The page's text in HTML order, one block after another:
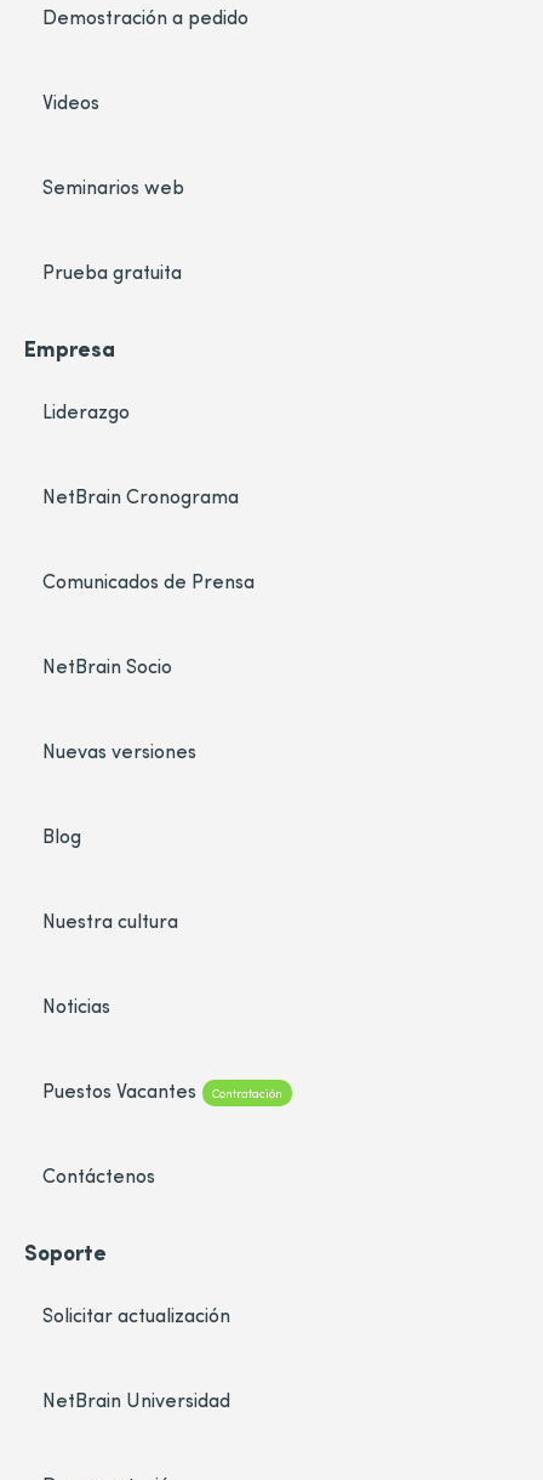
Demostración a pedido
Videos
Seminarios web
Prueba gratuita
Empresa
Liderazgo
NetBrain Cronograma
Comunicados de Prensa
NetBrain Socio
Nuevas versiones
Blog
Nuestra cultura
Noticias
Puestos Vacantes Contratación
Contáctenos
Soporte
Solicitar actualización
NetBrain Universidad